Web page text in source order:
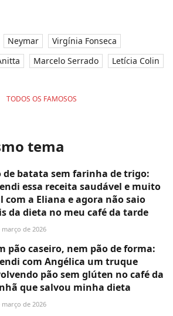
Neymar
Virgínia Fonseca
Marcelo Serrado
Letícia Colin
TODOS OS FAMOSOS
tema
de batata sem farinha de trigo:
essa receita saudável e muito
com a Eliana e agora não saio
da dieta no meu café da tarde
março de 2026
pão caseiro, nem pão de forma:
com Angélica um truque
pão sem glúten no café da
que salvou minha dieta
março de 2026